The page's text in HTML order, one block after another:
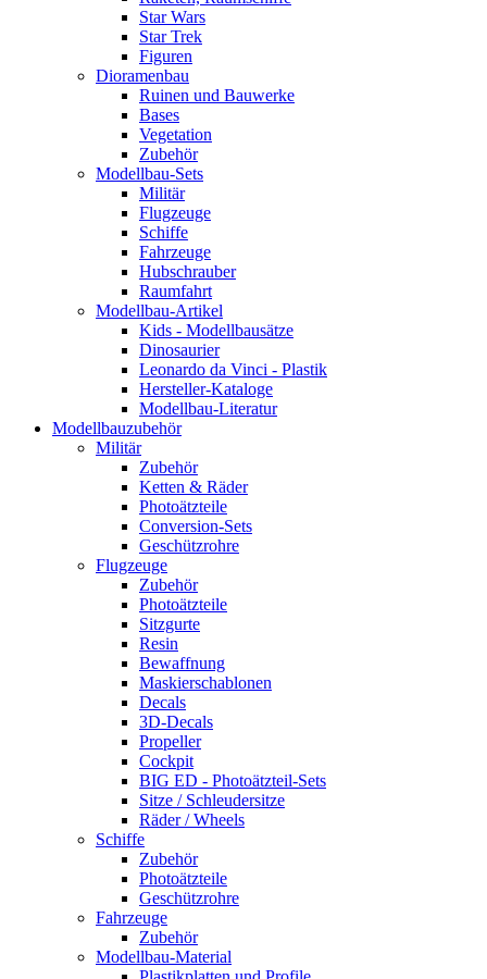
Star Wars
Star Trek
Figuren
Dioramenbau
Ruinen und Bauwerke
Bases
Vegetation
Zubehör
Modellbau-Sets
Militär
Flugzeuge
Schiffe
Fahrzeuge
Hubschrauber
Raumfahrt
Modellbau-Artikel
Kids - Modellbausätze
Dinosaurier
Leonardo da Vinci - Plastik
Hersteller-Kataloge
Modellbau-Literatur
Modellbauzubehör
Militär
Zubehör
Ketten & Räder
Photoätzteile
Conversion-Sets
Geschützrohre
Flugzeuge
Zubehör
Photoätzteile
Sitzgurte
Resin
Bewaffnung
Maskierschablonen
Decals
3D-Decals
Propeller
Cockpit
BIG ED - Photoätzteil-Sets
Sitze / Schleudersitze
Räder / Wheels
Schiffe
Zubehör
Photoätzteile
Geschützrohre
Fahrzeuge
Zubehör
Modellbau-Material